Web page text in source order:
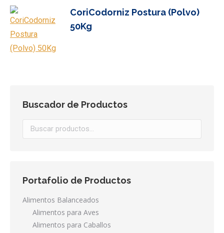
CoriCodorniz Postura (Polvo)
50Kg
Buscador de Productos
Portafolio de Productos
Alimentos Balanceados
Alimentos para Aves
Alimentos para Caballos